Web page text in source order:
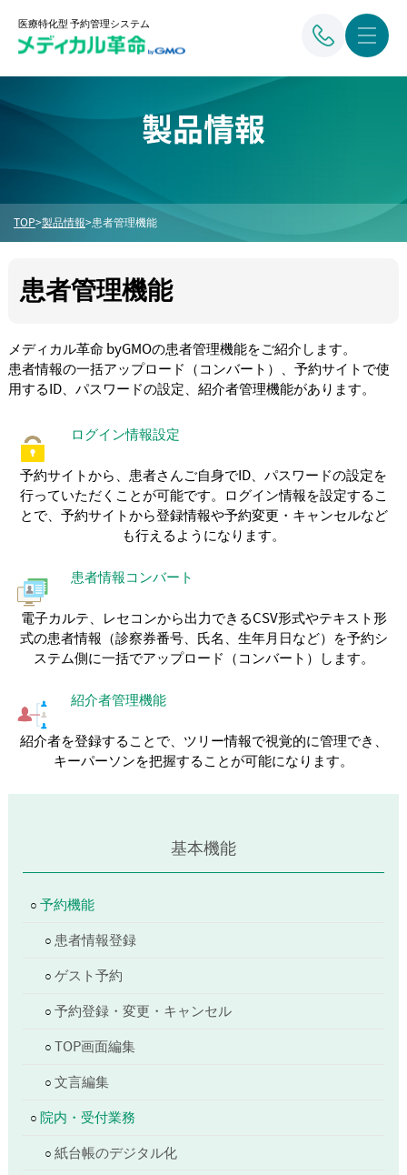
医療特化型 予約管理システム
製品情報
TOP>製品情報>患者管理機能
患者管理機能
メディカル革命 byGMOの患者管理機能をご紹介します。
患者情報の一括アップロード（コンバート）、予約サイトで使
用するID、パスワードの設定、紹介者管理機能があります。
ログイン情報設定
予約サイトから、患者さんご自身でID、パスワードの設定を
行っていただくことが可能です。ログイン情報を設定するこ
とで、予約サイトから登録情報や予約変更・キャンセルなど
も行えるようになります。
患者情報コンバート
電子カルテ、レセコンから出力できるCSV形式やテキスト形
式の患者情報（診察券番号、氏名、生年月日など）を予約シ
ステム側に一括でアップロード（コンバート）します。
紹介者管理機能
紹介者を登録することで、ツリー情報で視覚的に管理でき、
キーパーソンを把握することが可能になります。
基本機能
予約機能
患者情報登録
ゲスト予約
予約登録・変更・キャンセル
TOP画面編集
文言編集
院内・受付業務
紙台帳のデジタル化